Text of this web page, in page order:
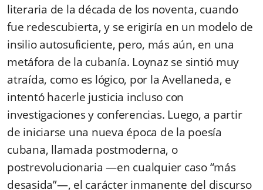
literaria de la década de los noventa, cuando
fue redescubierta, y se erigiría en un modelo de
insilio autosuficiente, pero, más aún, en una
metáfora de la cubanía. Loynaz se sintió muy
atraída, como es lógico, por la Avellaneda, e
intentó hacerle justicia incluso con
investigaciones y conferencias. Luego, a partir
de iniciarse una nueva época de la poesía
cubana, llamada postmoderna, o
postrevolucionaria —en cualquier caso “más
desasida”—, el carácter inmanente del discurso